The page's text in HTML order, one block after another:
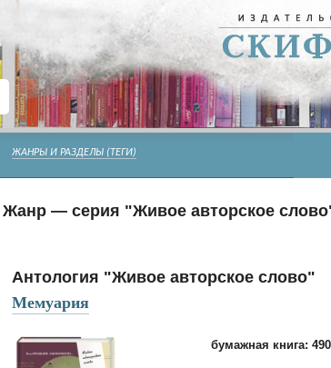
ЖАНРЫ И РАЗДЕЛЫ (ТЕГИ)
Жанр — серия "Живое авторское
Антология "Живое авторское слово"
Мемуария
бумажная книга: